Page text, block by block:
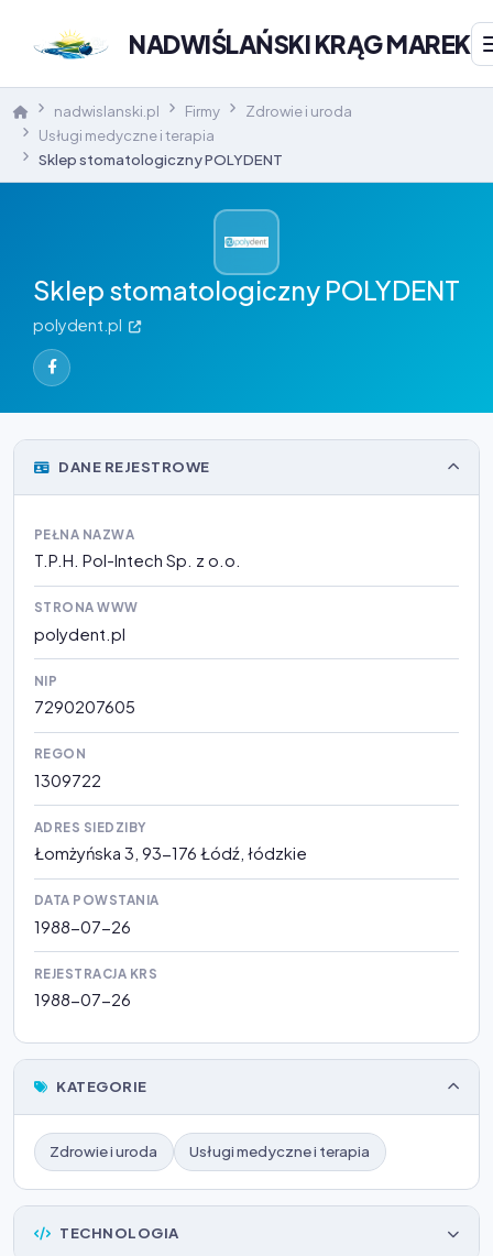
NADWIŚLAŃSKI KRĄG MAREK
nadwislanski.pl Firmy
Zdrowie i uroda
Usługi medyczne i terapia
Sklep stomatologiczny POLYDENT
Sklep stomatologiczny POLYDENT
polydent.pl
DANE REJESTROWE
PEŁNA NAZWA
T.P.H. Pol-Intech Sp. z o.o.
STRONA WWW
polydent.pl
NIP
7290207605
REGON
1309722
ADRES SIEDZIBY
Łomżyńska 3, 93-176 Łódź, łódzkie
DATA POWSTANIA
1988-07-26
REJESTRACJA KRS
1988-07-26
KATEGORIE
Zdrowie i uroda Usługi medyczne i terapia
TECHNOLOGIA